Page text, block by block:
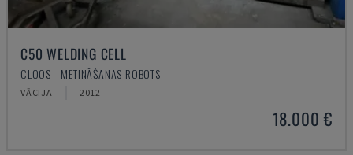
C50 WELDING CELL
CLOOS - METINĀŠANAS ROBOTS
VĀCIJA 2012
18.000 €